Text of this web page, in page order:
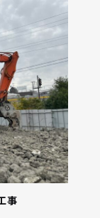
事